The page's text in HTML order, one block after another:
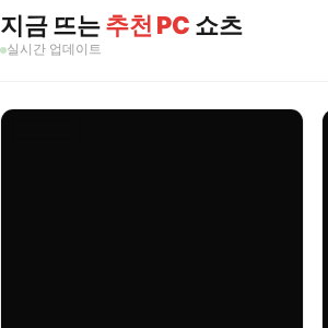
지금 뜨는추천 PC 쇼츠
실시간 업데이트